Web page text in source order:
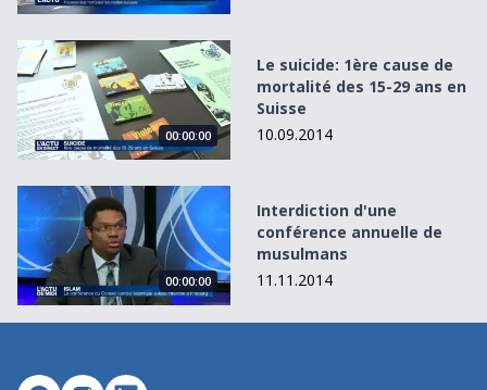
Le suicide: 1ère cause de mortalité des 15-29 ans en
00:00:00
Le suicide: 1ère cause de
mortalité des 15-29 ans en
Suisse
10.09.2014
Interdiction d&#039;une conférence annuelle de
00:00:00
Interdiction d'une
conférence annuelle de
musulmans
11.11.2014